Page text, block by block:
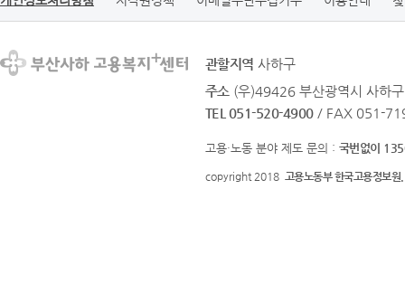
관할지역 사하구
주소 (우)49426 부산광역시 사하
TEL 051-520-4900 / FAX 051-
고용·노동 분야 제도 문의 : 국번없이
copyright 2018 고용노동부 한국고용정보원.